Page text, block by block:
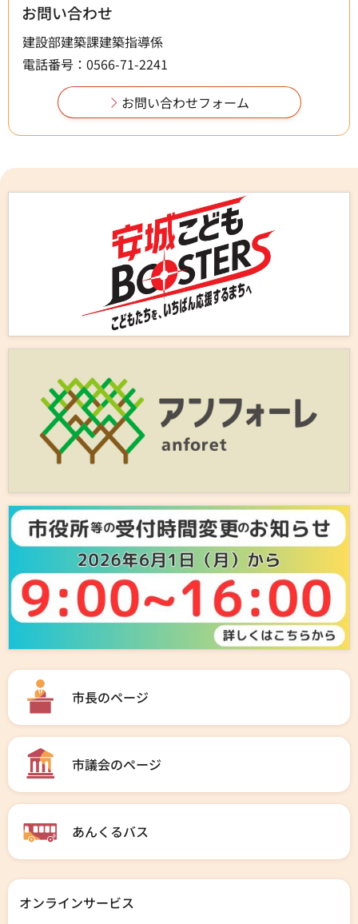
お問い合わせ
建設部建築課建築指導係
電話番号：0566-71-2241
市長のページ
市議会のページ
あんくるバス
オンラインサービス